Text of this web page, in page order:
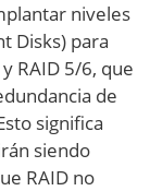
niveles
Disks) para
RAID 5/6, que
de
significa
siendo
RAID no